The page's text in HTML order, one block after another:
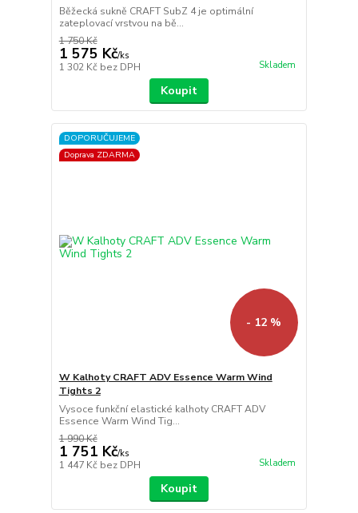
Běžecká sukně CRAFT SubZ 4 je optimální
zateplovací vrstvou na bě...
1 750 Kč
1 575 Kč/ks
1 302 Kč bez DPH Skladem
Koupit
DOPORUČUJEME
Doprava ZDARMA
- 12 %
W Kalhoty CRAFT ADV Essence Warm Wind
Tights 2
Vysoce funkční elastické kalhoty CRAFT ADV
Essence Warm Wind Tig...
1 990 Kč
1 751 Kč/ks
1 447 Kč bez DPH Skladem
Koupit